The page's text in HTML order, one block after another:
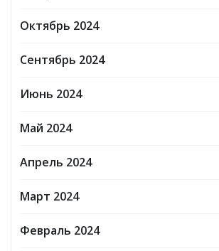
Октябрь 2024
Сентябрь 2024
Июнь 2024
Май 2024
Апрель 2024
Март 2024
Февраль 2024